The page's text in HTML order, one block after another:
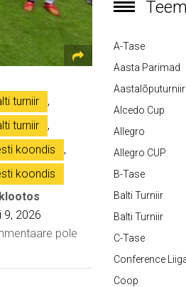
turniir
,
turniir
,
koondis
,
koondis
9, 2026
pole
A-Tase
Aasta Parimad
Aastalõputurniir
Alcedo Cup
Allegro
Allegro CUP
B-Tase
Balti Turniir
Balti Turniir
C-Tase
Conference
Coop